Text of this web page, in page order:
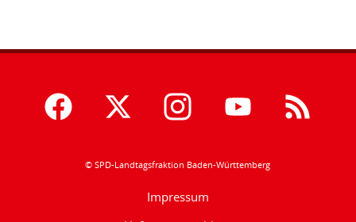
© SPD-Landtagsfraktion Baden-Württemberg
Impressum